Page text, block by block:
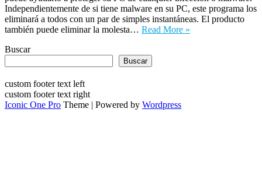
Independientemente de si tiene malware en su PC, este programa los
eliminará a todos con un par de simples instantáneas. El producto
también puede eliminar la molesta… Read More »
Buscar
Buscar
custom footer text left
custom footer text right
Iconic One Pro Theme | Powered by Wordpress